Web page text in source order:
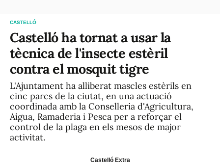
CASTELLÓ
Castelló ha tornat a usar la
tècnica de l'insecte estèril
contra el mosquit tigre
L'Ajuntament ha alliberat mascles estèrils en
cinc parcs de la ciutat, en una actuació
coordinada amb la Conselleria d'Agricultura,
Aigua, Ramaderia i Pesca per a reforçar el
control de la plaga en els mesos de major
activitat.
Castelló Extra